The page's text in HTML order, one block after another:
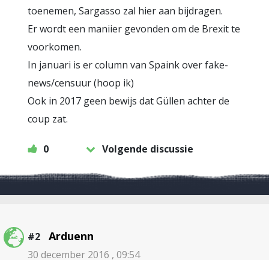
toenemen, Sargasso zal hier aan bijdragen.
Er wordt een maniier gevonden om de Brexit te
voorkomen.
In januari is er column van Spaink over fake-
news/censuur (hoop ik)
Ook in 2017 geen bewijs dat Güllen achter de
coup zat.
0 Volgende discussie
#2 Arduenn
30 december 2016 , 09:54